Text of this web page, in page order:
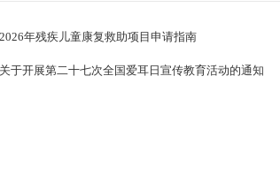
2026年残疾儿童康复救助项目申请指南
关于开展第二十七次全国爱耳日宣传教育活动的通知